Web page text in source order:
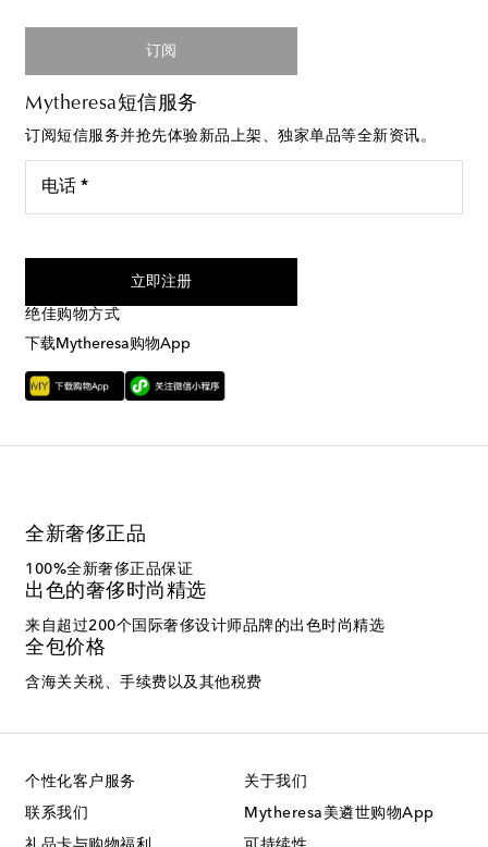
订阅
Mytheresa短信服务
订阅短信服务并抢先体验新品上架、独家单品等全新资讯。
电话 *
立即注册
绝佳购物方式
下载Mytheresa购物App
全新奢侈正品
100%全新奢侈正品保证
出色的奢侈时尚精选
来自超过200个国际奢侈设计师品牌的出色时尚精选
全包价格
含海关关税、手续费以及其他税费
个性化客户服务
联系我们
关于我们
Mytheresa美遴世购物App